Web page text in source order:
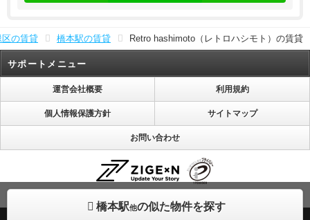
橋本駅他の似た物件を探す
の賃貸 橋本駅の賃貸 Retro hashimoto（レトロハシモト）の賃貸
サポートメニュー
運営会社概要 利用規約
個人情報保護方針 サイトマップ
お問い合わせ